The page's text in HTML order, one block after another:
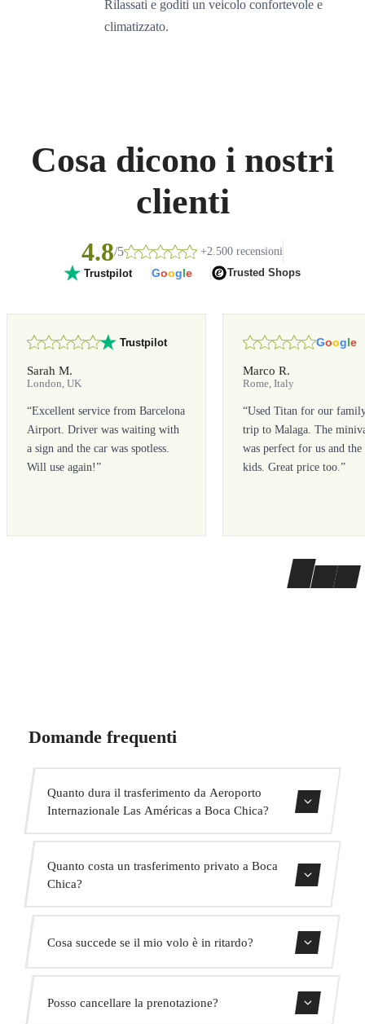
Rilassati e goditi un veicolo confortevole e
climatizzato.
Cosa dicono i nostri
clienti
4.8/5 +2.500 recensioni
Trustpilot Google Trusted Shops
Trustpilot
Sarah M.
London, UK
“Excellent service from Barcelona
Airport. Driver was waiting with
a sign and the car was spotless.
Will use again!”
Google
Marco R.
Rome, Italy
“Used Titan for our
trip to Malaga. The
was perfect for us and the
kids. Great price too.”
Domande frequenti
Quanto dura il trasferimento da Aeroporto
Internazionale Las Américas a Boca Chica?
Quanto costa un trasferimento privato a Boca
Chica?
prezzo fisso immediato. Senza costi nascosti.
Cosa succede se il mio volo è in ritardo?
adatterà automaticamente l'orario di ritiro senza costi
Posso cancellare la prenotazione?